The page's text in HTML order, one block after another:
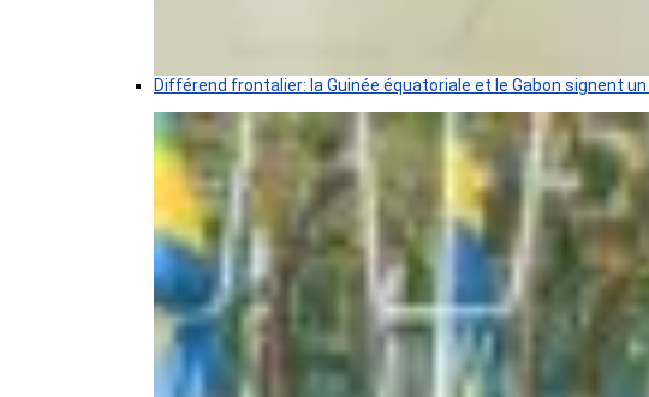
Différend frontalier: la Guinée équatoriale et le Gabon signent